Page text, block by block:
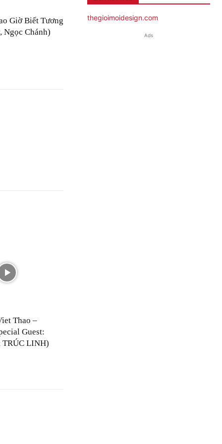
Giờ Biết Tương
Ngọc Chánh)
Thao –
Guest:
LINH)
thegioimoidesign.com
Ads